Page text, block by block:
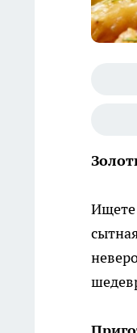
Ищете